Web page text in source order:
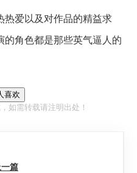
热爱以及对作品的精益求
的角色都是那些英气逼人的
喜欢
如需转载请注明出处！
篇